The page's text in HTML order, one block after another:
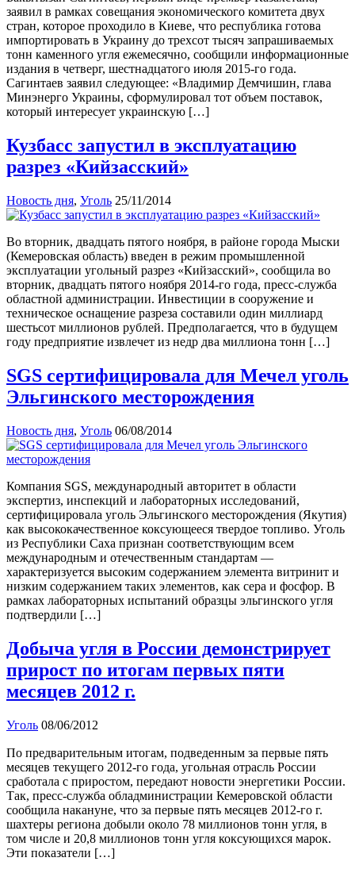
заявил в рамках совещания экономического комитета двух
стран, которое проходило в Киеве, что республика готова
импортировать в Украину до трехсот тысяч запрашиваемых
тонн каменного угля ежемесячно, сообщили информационные
издания в четверг, шестнадцатого июля 2015-го года.
Сагинтаев заявил следующее: «Владимир Демчишин, глава
Минэнерго Украины, сформулировал тот объем поставок,
который интересует украинскую […]
Кузбасс запустил в эксплуатацию
разрез «Кийзасский»
Новость дня, Уголь 25/11/2014
Во вторник, двадцать пятого ноября, в районе города Мыски
(Кемеровская область) введен в режим промышленной
эксплуатации угольный разрез «Кийзасский», сообщила во
вторник, двадцать пятого ноября 2014-го года, пресс-служба
областной администрации. Инвестиции в сооружение и
техническое оснащение разреза составили один миллиард
шестьсот миллионов рублей. Предполагается, что в будущем
году предприятие извлечет из недр два миллиона тонн […]
SGS сертифицировала для Мечел уголь
Эльгинского месторождения
Новость дня, Уголь 06/08/2014
Компания SGS, международный авторитет в области
экспертиз, инспекций и лабораторных исследований,
сертифицировала уголь Эльгинского месторождения (Якутия)
как высококачественное коксующееся твердое топливо. Уголь
из Республики Саха признан соответствующим всем
международным и отечественным стандартам —
характеризуется высоким содержанием элемента витринит и
низким содержанием таких элементов, как сера и фосфор. В
рамках лабораторных испытаний образцы эльгинского угля
подтвердили […]
Добыча угля в России демонстрирует
прирост по итогам первых пяти
месяцев 2012 г.
Уголь 08/06/2012
По предварительным итогам, подведенным за первые пять
месяцев текущего 2012-го года, угольная отрасль России
сработала с приростом, передают новости энергетики России.
Так, пресс-служба обладминистрации Кемеровской области
сообщила накануне, что за первые пять месяцев 2012-го г.
шахтеры региона добыли около 78 миллионов тонн угля, в
том числе и 20,8 миллионов тонн угля коксующихся марок.
Эти показатели […]